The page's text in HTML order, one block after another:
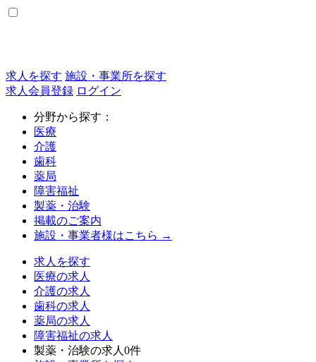
求人を探す 施設・事業所を探す
求人会員登録 ログイン
分野から探す：
医療
介護
歯科
薬局
障害福祉
製薬・治験
掲載のご案内
施設・事業者様はこちら →
求人を探す
医療の求人
介護の求人
歯科の求人
薬局の求人
障害福祉の求人
製薬・治験の求人 0件